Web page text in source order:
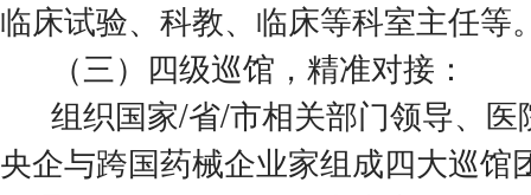
临床试验、科教、临床等科室主任等
（三）四级巡馆，精准对接：
组织国家/省/市相关部门领导、
央企与跨国药械企业家组成四大巡馆